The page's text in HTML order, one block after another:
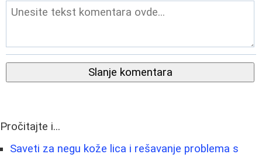
Slanje komentara
Pročitajte i...
Saveti za negu kože lica i rešavanje problema s